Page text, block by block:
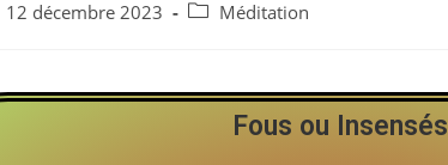
12 décembre 2023 Méditation
Fous ou Insensés